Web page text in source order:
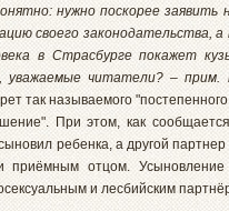
нужно поскорее заявить
своего законодательства,
в Страсбурге покажет
уважаемые читатели? – прим.
так называемого
При этом, как
ребенка, а другой
приёмным отцом.
и лесбийским